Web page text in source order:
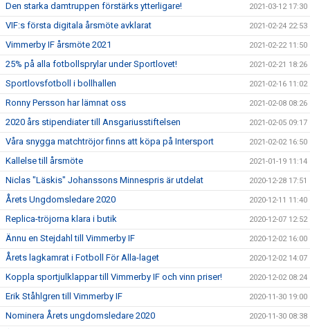
Den starka damtruppen förstärks ytterligare! 2021-03-12 17:30
VIF:s första digitala årsmöte avklarat 2021-02-24 22:53
Vimmerby IF årsmöte 2021 2021-02-22 11:50
25% på alla fotbollsprylar under Sportlovet! 2021-02-21 18:26
Sportlovsfotboll i bollhallen 2021-02-16 11:02
Ronny Persson har lämnat oss 2021-02-08 08:26
2020 års stipendiater till Ansgariusstiftelsen 2021-02-05 09:17
Våra snygga matchtröjor finns att köpa på Intersport 2021-02-02 16:50
Kallelse till årsmöte 2021-01-19 11:14
Niclas "Läskis" Johanssons Minnespris är utdelat 2020-12-28 17:51
Årets Ungdomsledare 2020 2020-12-11 11:40
Replica-tröjorna klara i butik 2020-12-07 12:52
Ännu en Stejdahl till Vimmerby IF 2020-12-02 16:00
Årets lagkamrat i Fotboll För Alla-laget 2020-12-02 14:07
Koppla sportjulklappar till Vimmerby IF och vinn priser! 2020-12-02 08:24
Erik Ståhlgren till Vimmerby IF 2020-11-30 19:00
Nominera Årets ungdomsledare 2020 2020-11-30 08:38